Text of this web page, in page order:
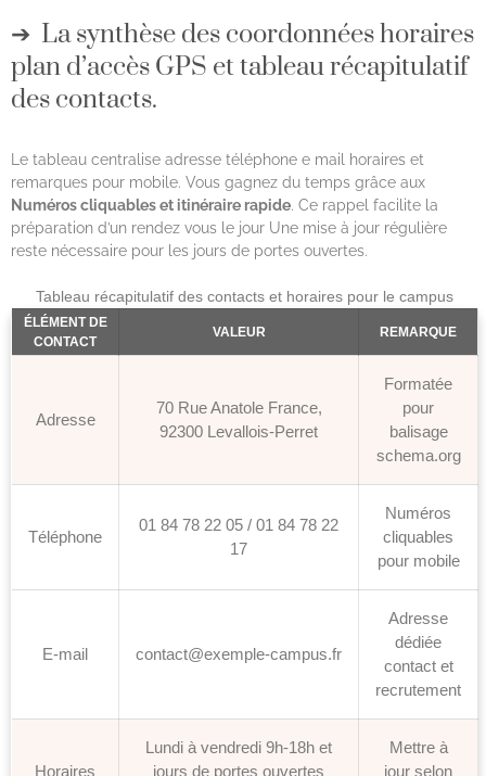
La synthèse des coordonnées horaires
plan d’accès GPS et tableau récapitulatif
des contacts.
Le tableau centralise adresse téléphone e mail horaires et
remarques pour mobile. Vous gagnez du temps grâce aux
Numéros cliquables et itinéraire rapide. Ce rappel facilite la
préparation d’un rendez vous le jour Une mise à jour régulière
reste nécessaire pour les jours de portes ouvertes.
Tableau récapitulatif des contacts et horaires pour le campus
ÉLÉMENT DE
CONTACT
VALEUR REMARQUE
Adresse
70 Rue Anatole France,
92300 Levallois‑Perret
Formatée
pour
balisage
schema.org
Téléphone
01 84 78 22 05 / 01 84 78 22
17
Numéros
cliquables
pour mobile
E‑mail contact@exemple‑campus.fr
Adresse
dédiée
contact et
recrutement
Horaires
Lundi à vendredi 9h‑18h et
jours de portes ouvertes
Mettre à
jour selon